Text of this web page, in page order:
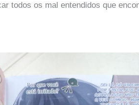
todos os mal entendidos que